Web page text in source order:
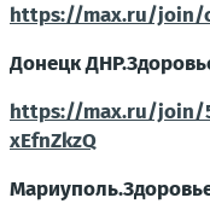
https://max.ru/join/
Донецк
https://max.ru/join/
xEfnZkzQ